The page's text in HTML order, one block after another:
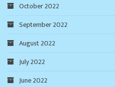
October 2022
September 2022
August 2022
July 2022
June 2022